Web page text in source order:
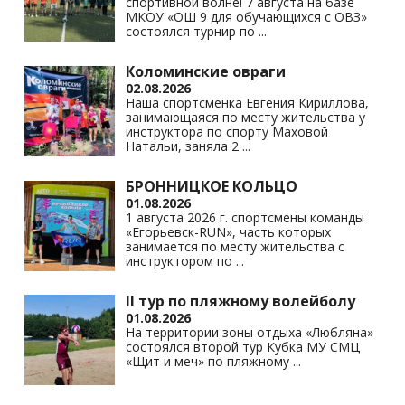
ki
МКОУ «ОШ 9 для обучающихся с ОВЗ»
состоялся турнир по ...
Коломинские овраги
02.08.2026
Наша спортсменка Евгения Кириллова,
занимающаяся по месту жительства у
инструктора по спорту Маховой
Натальи, заняла 2 ...
БРОННИЦКОЕ КОЛЬЦО
01.08.2026
1 августа 2026 г. спортсмены команды
«Егорьевск-RUN», часть которых
занимается по месту жительства с
инструктором по ...
II тур по пляжному волейболу
01.08.2026
На территории зоны отдыха «Любляна»
состоялся второй тур Кубка МУ СМЦ
«Щит и меч» по пляжному ...